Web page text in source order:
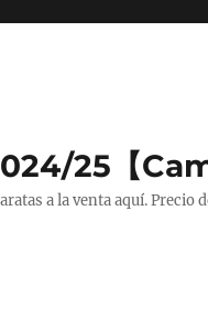
25【
a la venta aquí.